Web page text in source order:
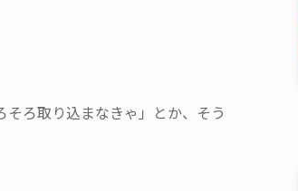
ろ取り込まなきゃ」とか、そう